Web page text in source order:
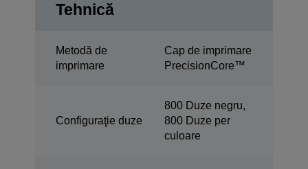
Tehnică
Metodă de
imprimare
Cap de imprimare
PrecisionCore™
Configuraţie duze
800 Duze negru,
800 Duze per
culoare